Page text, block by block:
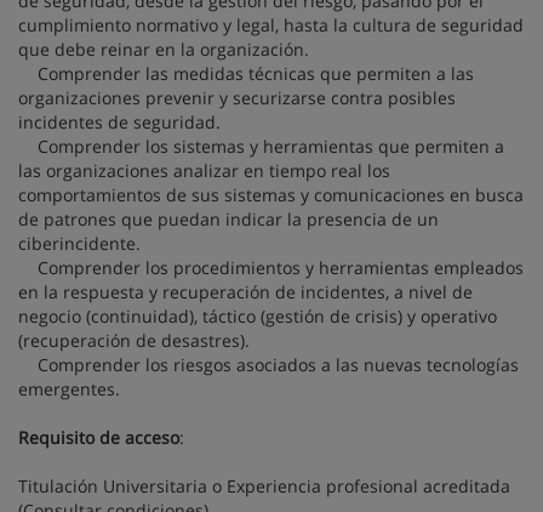
cumplimiento normativo y legal, hasta la cultura de seguridad
que debe reinar en la organización.
Comprender las medidas técnicas que permiten a las
organizaciones prevenir y securizarse contra posibles
incidentes de seguridad.
Comprender los sistemas y herramientas que permiten a
las organizaciones analizar en tiempo real los
comportamientos de sus sistemas y comunicaciones en busca
de patrones que puedan indicar la presencia de un
ciberincidente.
Comprender los procedimientos y herramientas empleados
en la respuesta y recuperación de incidentes, a nivel de
negocio (continuidad), táctico (gestión de crisis) y operativo
(recuperación de desastres).
Comprender los riesgos asociados a las nuevas tecnologías
emergentes.
Requisito de acceso:
Titulación Universitaria o Experiencia profesional acreditada